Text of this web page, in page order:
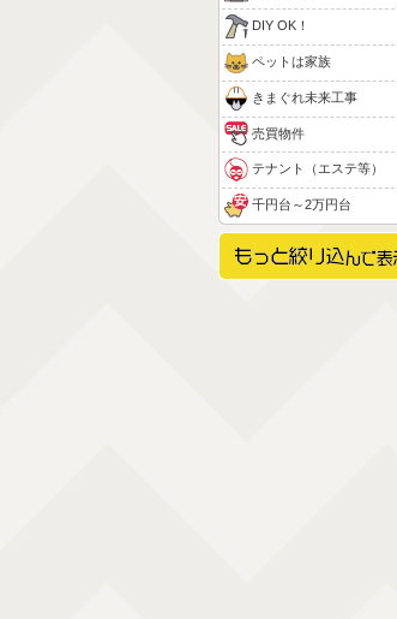
DIY OK！
ペットは家族
きまぐれ未来工事
売買物件
テナント（エステ等）
千円台～2万円台